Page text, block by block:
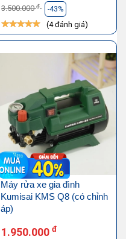
3.500.000đ -43%
(4 đánh giá)
Máy rửa xe gia đình
Kumisai KMS Q8 (có chỉnh
áp)
1.950.000 đ